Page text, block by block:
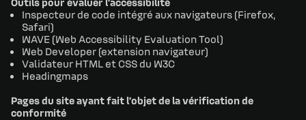
Inspecteur de code intégré aux navigateurs (Firefox,
Safari)
WAVE (Web Accessibility Evaluation Tool)
Web Developer (extension navigateur)
Validateur HTML et CSS du W3C
Headingmaps
Pages du site ayant fait l’objet de la vérification de
conformité